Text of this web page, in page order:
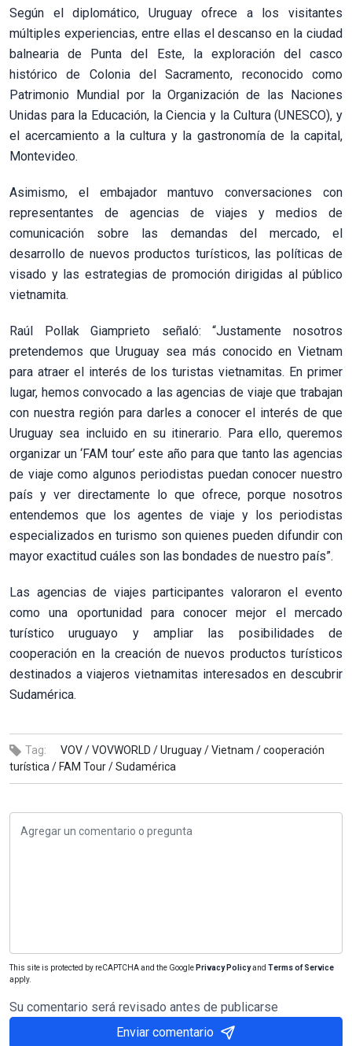
Según el diplomático, Uruguay ofrece a los visitantes
múltiples experiencias, entre ellas el descanso en la ciudad
balnearia de Punta del Este, la exploración del casco
histórico de Colonia del Sacramento, reconocido como
Patrimonio Mundial por la Organización de las Naciones
Unidas para la Educación, la Ciencia y la Cultura (UNESCO), y
el acercamiento a la cultura y la gastronomía de la capital,
Montevideo.
Asimismo, el embajador mantuvo conversaciones con
representantes de agencias de viajes y medios de
comunicación sobre las demandas del mercado, el
desarrollo de nuevos productos turísticos, las políticas de
visado y las estrategias de promoción dirigidas al público
vietnamita.
Raúl Pollak Giamprieto señaló: “Justamente nosotros
pretendemos que Uruguay sea más conocido en Vietnam
para atraer el interés de los turistas vietnamitas. En primer
lugar, hemos convocado a las agencias de viaje que trabajan
con nuestra región para darles a conocer el interés de que
Uruguay sea incluido en su itinerario. Para ello, queremos
organizar un ‘FAM tour’ este año para que tanto las agencias
de viaje como algunos periodistas puedan conocer nuestro
país y ver directamente lo que ofrece, porque nosotros
entendemos que los agentes de viaje y los periodistas
especializados en turismo son quienes pueden difundir con
mayor exactitud cuáles son las bondades de nuestro país”.
Las agencias de viajes participantes valoraron el evento
como una oportunidad para conocer mejor el mercado
turístico uruguayo y ampliar las posibilidades de
cooperación en la creación de nuevos productos turísticos
destinados a viajeros vietnamitas interesados en descubrir
Sudamérica.
Tag: VOV /VOVWORLD /Uruguay /Vietnam /cooperación
turística / FAM Tour /Sudamérica
This site is protected by reCAPTCHA and the Google Privacy Policyand Terms of Service
apply.
Su comentario será revisado antes de publicarse
Enviar comentario